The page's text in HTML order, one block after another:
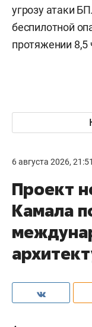
угрозу атаки
беспилотной
протяжении 8,5
6 августа 2026, 21:51
Проект
Камала